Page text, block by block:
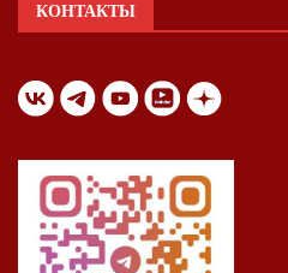
КОНТАКТЫ